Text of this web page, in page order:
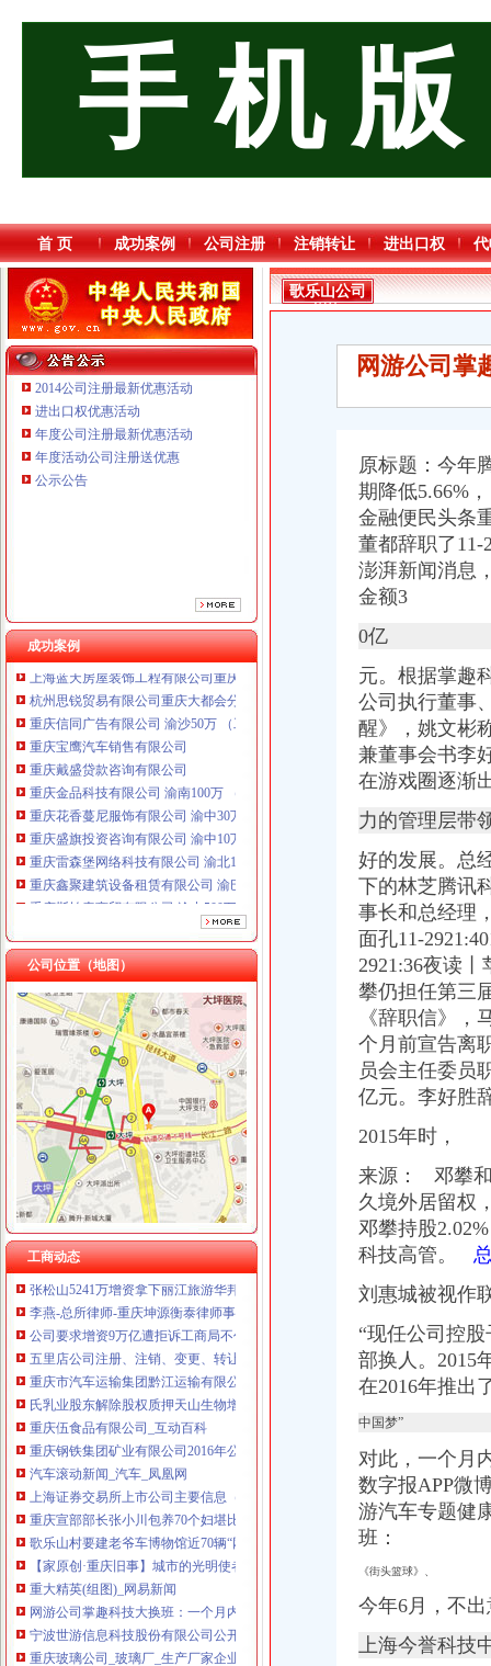
手 机 版
首 页 成功案例 公司注册 注销转让 进出口权
2014公司注册最新优惠活动
进出口权优惠活动
年度公司注册最新优惠活动
年度活动公司注册送优惠
公示公告
成功案例
重庆信同广告有限公司 渝沙50万 （工商注册）
重庆宝鹰汽车销售有限公司
重庆戴盛贷款咨询有限公司
重庆鑫聚建筑设备租赁有限公司 渝巴3万 （工商注册）
重庆斯帕索商贸有限公司 渝中500万 （进出口权）
上海蓝天房屋装饰工程有限公司重庆分公司 渝北 （工商注册）
杭州思锐贸易有限公司重庆大都会分公司 渝中 工商注册
重庆信同广告有限公司 渝沙50万 （工商注册）
重庆宝鹰汽车销售有限公司
重庆戴盛贷款咨询有限公司
重庆金品科技有限公司 渝南100万 （进出口权）
重庆花香蔓尼服饰有限公司 渝中30万 （工商注册）
重庆盛旗投资咨询有限公司 渝中10万 （工商注册）
重庆雷森堡网络科技有限公司 渝北10万 （工商注册）
重庆鑫聚建筑设备租赁有限公司 渝巴3万 （工商注册）
重庆斯帕索商贸有限公司 渝中500万 （进出口权）
上海蓝天房屋装饰工程有限公司重庆分公司 渝北 （工商注册）
杭州思锐贸易有限公司重庆大都会分公司 渝中 工商注册
公司位置（地图）
工商动态
歌乐山公司增资
沙坪坝开荒清洁公司歌乐山外墙清洗哪家好【今日推荐网-重庆保洁服
轩华苗木基地（图）、苗木幼苗公司、歌乐山苗木幼苗-东方供应商
重庆互友食品有限公司产品列表联系人何娟中国重庆重庆市沙坪坝歌
重庆中旅集团歌乐山门市部服务项目—58商家店铺
重庆普天木门有限公司歌乐山分公司-风报
-重庆迪佳科技股份有限公司关于注册资本变更的公告-企业新闻-重庆迪
【58同城】重庆沙坪坝歌乐山外资公司注册_外资企业注册_代理外资公
【58同城】重庆沙坪坝歌乐山工商注册_公司注册代理_代办注册公司价
张松山5241万增资拿下丽江旅游华邦系六驾马车形成-上游新闻汇聚向
李燕-总所律师-重庆坤源衡泰律师事务所
公司要求增资9万亿遭拒诉工商局不作为-法律频道-华龙网
五里店公司注册、注销、变更、转让、税务清算、注销【今日推荐网-
重庆市汽车运输集团黔江运输有限公司
氏乳业股东解除股权质押天山生物增资子公司-新闻频道-和讯网
重庆伍食品有限公司_互动百科
重庆钢铁集团矿业有限公司2016年公开发行公司券（第一期）募集说
汽车滚动新闻_汽车_凤凰网
上海证券交易所上市公司主要信息（8月22日）--北方网-时代财经
重庆宣部部长张小川包养70个妇堪比封建君王（组图）_天涯杂谈_
歌乐山村要建老爷车博物馆近70辆“网红”老爷车铭刻着上个世纪的
【家原创·重庆旧事】城市的光明使者——重庆电力厂_搜狐其它_
重大精英(组图)_网易新闻
网游公司掌趣科技大换班：一个月内董事长总经理董都辞职了-上游
宁波世游信息科技股份有限公司公开转让说明书_世游科技（）
重庆玻璃公司_玻璃厂_生产厂家企业公司
【58同城】代理记账公司代理记账公司
歌乐山公司
增资
网游公司掌
原标题：今年
期降低5.66%
金融便民头条
董都辞职了
澎湃新闻消息
金额3
0亿
元。根据掌趣
公司执行董事
醒》，姚文彬
兼董事会书李
在游戏圈逐渐
力的管理层带
好的发展。总
下的林芝腾讯
事长和总经理
面孔11-
2921:36夜读
攀仍担任第三
《辞职信》，
个月前宣告离
员会主任委员
亿元。 李好胜
2015年时，
来源： 邓攀和
久境外居留权
邓攀持股
科技高管。
刘惠城被视作
“现任公司控
部换人。2015
在2016年推出
中国梦”
对此，一个月
数字报APP微
游汽车专题健
班：
《街头篮球》、
今年6月
，不
上海今誉科技